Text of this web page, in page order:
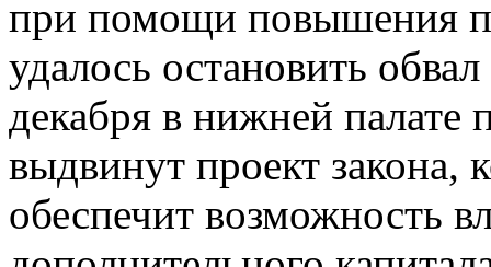
при помощи повышения
удалось остановить
декабря в нижней
выдвинут проект закона,
обеспечит возможность